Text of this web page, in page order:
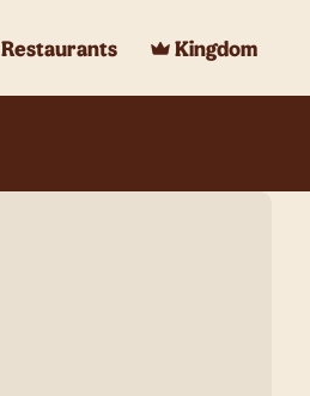
Restaurants
Kingdom